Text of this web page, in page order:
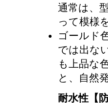
通常は、
って模様
ゴールド
では出な
も上品な
と、自然
耐水性【